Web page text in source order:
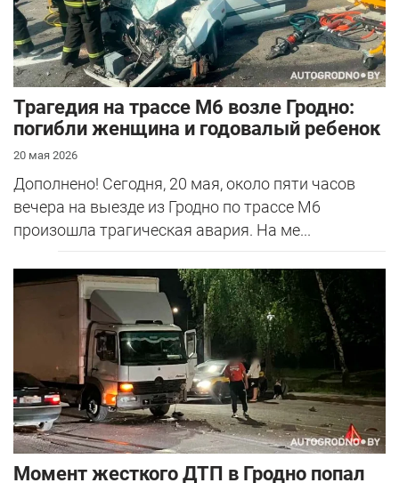
Трагедия на трассе М6 возле Гродно:
погибли женщина и годовалый ребенок
20 мая 2026
Дополнено! Сегодня, 20 мая, около пяти часов
вечера на выезде из Гродно по трассе М6
произошла трагическая авария. На ме...
Момент жесткого ДТП в Гродно попал